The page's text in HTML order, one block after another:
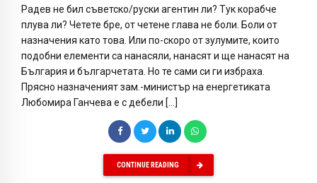
Радев не бил съветско/руски агентин ли? Тук корабче
плува ли? Четете бре, от четене глава не боли. Боли от
назначения като това. Или по-скоро от зулумите, които
подобни елементи са нанасяли, нанасят и ще нанасят на
България и българчетата. Но те сами си ги избраха.
Прясно назначеният зам.-министър на енергетиката
Любомира Ганчева е с дебели […]
CONTINUE READING